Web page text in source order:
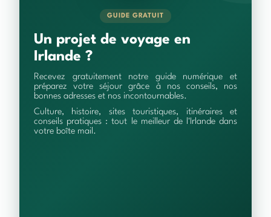
GUIDE GRATUIT
Un projet de voyage en
Irlande ?
Recevez gratuitement notre guide numérique et
préparez votre séjour grâce à nos conseils, nos
bonnes adresses et nos incontournables.
Culture, histoire, sites touristiques, itinéraires et
conseils pratiques : tout le meilleur de l'Irlande dans
votre boîte mail.